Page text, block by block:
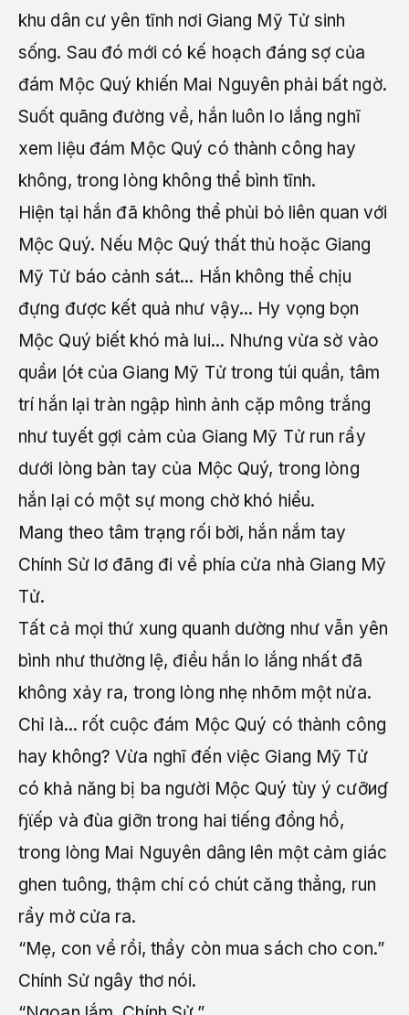
khu dân cư yên tĩnh nơi Giang Mỹ Tử sinh
sống. Sau đó mới có kế hoạch đáng sợ của
đám Mộc Quý khiến Mai Nguyên phải bất ngờ.
Suốt quãng đường về, hắn luôn lo lắng nghĩ
xem liệu đám Mộc Quý có thành công hay
không, trong lòng không thể bình tĩnh.
Hiện tại hắn đã không thể phủi bỏ liên quan với
Mộc Quý. Nếu Mộc Quý thất thủ hoặc Giang
Mỹ Tử báo cảnh sát... Hắn không thể chịu
đựng được kết quả như vậy... Hy vọng bọn
Mộc Quý biết khó mà lui... Nhưng vừa sờ vào
qυầи ɭóŧ của Giang Mỹ Tử trong túi quần, tâm
trí hắn lại tràn ngập hình ảnh cặp mông trắng
như tuyết gợi cảm của Giang Mỹ Tử run rẩy
dưới lòng bàn tay của Mộc Quý, trong lòng
hắn lại có một sự mong chờ khó hiểu.
Mang theo tâm trạng rối bời, hắn nắm tay
Chính Sử lơ đãng đi về phía cửa nhà Giang Mỹ
Tử.
Tất cả mọi thứ xung quanh dường như vẫn yên
bình như thường lệ, điều hắn lo lắng nhất đã
không xảy ra, trong lòng nhẹ nhõm một nửa.
Chỉ là... rốt cuộc đám Mộc Quý có thành công
hay không? Vừa nghĩ đến việc Giang Mỹ Tử
có khả năng bị ba người Mộc Quý tùy ý cưỡиɠ
ɧϊếp và đùa giỡn trong hai tiếng đồng hồ,
trong lòng Mai Nguyên dâng lên một cảm giác
ghen tuông, thậm chí có chút căng thẳng, run
rẩy mở cửa ra.
“Mẹ, con về rồi, thầy còn mua sách cho con.”
Chính Sử ngây thơ nói.